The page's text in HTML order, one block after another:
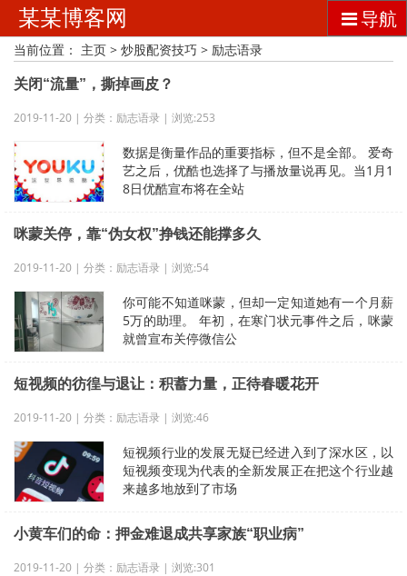
某某博客网 导航
当前位置： 主页 > 炒股配资技巧 > 励志语录
关闭“流量”，撕掉画皮？
2019-11-20 | 分类：励志语录 | 浏览:253
数据是衡量作品的重要指标，但不是全部。 爱奇
艺之后，优酷也选择了与播放量说再见。当1月1
8日优酷宣布将在全站
咪蒙关停，靠“伪女权”挣钱还能撑多久
2019-11-20 | 分类：励志语录 | 浏览:54
你可能不知道咪蒙，但却一定知道她有一个月薪
5万的助理。 年初，在寒门状元事件之后，咪蒙
就曾宣布关停微信公
短视频的彷徨与退让：积蓄力量，正待春暖花开
2019-11-20 | 分类：励志语录 | 浏览:46
短视频行业的发展无疑已经进入到了深水区，以
短视频变现为代表的全新发展正在把这个行业越
来越多地放到了市场
小黄车们的命：押金难退成共享家族“职业病”
2019-11-20 | 分类：励志语录 | 浏览:301